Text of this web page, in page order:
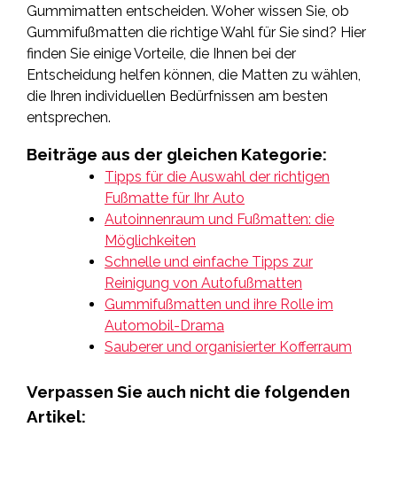
Gummimatten entscheiden. Woher wissen Sie, ob
Gummifußmatten die richtige Wahl für Sie sind? Hier
finden Sie einige Vorteile, die Ihnen bei der
Entscheidung helfen können, die Matten zu wählen,
die Ihren individuellen Bedürfnissen am besten
entsprechen.
Beiträge aus der gleichen Kategorie:
Tipps für die Auswahl der richtigen
Fußmatte für Ihr Auto
Autoinnenraum und Fußmatten: die
Möglichkeiten
Schnelle und einfache Tipps zur
Reinigung von Autofußmatten
Gummifußmatten und ihre Rolle im
Automobil-Drama
Sauberer und organisierter Kofferraum
Verpassen Sie auch nicht die folgenden
Artikel: